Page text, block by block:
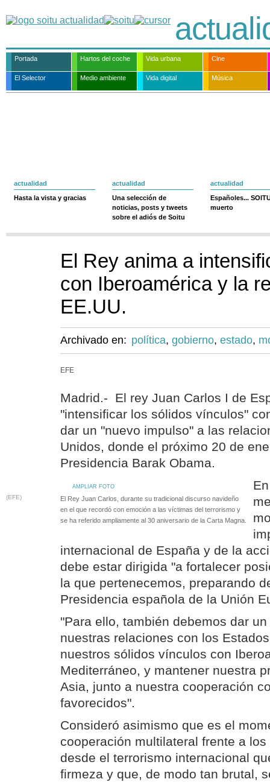
Portada Hartos del coche Vida urbana Cine
El Selector Medio ambiente Vida digital Música
actualidad
Hasta la vista y gracias
actualidad
Una selección de
noticias, posts y tweets
sobre el adiós de Soitu
actualidad
Españoles...
muerto
El Rey anima a
con Iberoamérica y la
EE.UU.
Archivado en: política, gobierno, estado,
EFE
Madrid.- El rey Juan Carlos I de
"intensificar los sólidos vínculos"
dar un "nuevo impulso" a las
Unidos, donde el próximo 20 de
Presidencia Barak Obama.
AMPLIAR FOTO
(EFE)
El Rey Juan Carlos, durante su tradicional discurso navideño
en el que recordó con emoción a las víctimas del terrorismo y
se ha referido ampliamente al 30 aniversario de la Carta Magna.
internacional de España y de la
debe estar dirigida "a fortalecer
la que pertenecemos, preparando
Presidencia española de la Unión
"Para ello, también debemos dar
nuestras relaciones con los
nuestros sólidos vínculos con
Mediterráneo, y mantener nuestra
Asia, junto a nuestra cooperación
favorecidos".
Consideró asimismo que es el
cooperación multilateral frente a
desde el terrorismo internacional
firmeza y que, de modo tan brutal,